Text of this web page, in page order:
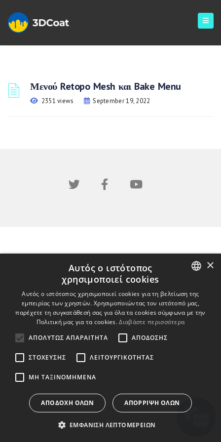
Μενού Retopo Mesh και Bake Menu
2351 views September 19, 2022
ENGLISH
BULGARIAN
CROATIAN
ESTONIAN
FINNISH
×
Αυτός ο ιστότοπος
χρησιμοποιεί cookies
Αυτός ο ιστότοπος χρησιμοποιεί cookies για τη βελτίωση της
εμπειρίας των χρηστών. Χρησιμοποιώντας τον ιστότοπό μας,
παρέχετε τη συγκατάθεσή σας για όλα τα cookies σύμφωνα με την
Πολιτική μας για τα cookies.Διαβάστε περισσότερα
ΑΠΟΛΎΤΩΣ ΑΠΑΡΑΊΤΗΤΑ
ΑΠΌΔΟΣΗΣ
ΣΤΌΧΕΥΣΗΣ ΛΕΙΤΟΥΡΓΙΚΌΤΗΤΑΣ
ΜΗ ΤΑΞΙΝΟΜΗΜΈΝΑ
ΑΠΟΔΟΧΉ ΌΛΩΝ ΑΠΌΡΡΙΨΗ ΌΛΩΝ
ΕΜΦΆΝΙΣΗ ΛΕΠΤΟΜΕΡΕΙΏΝ